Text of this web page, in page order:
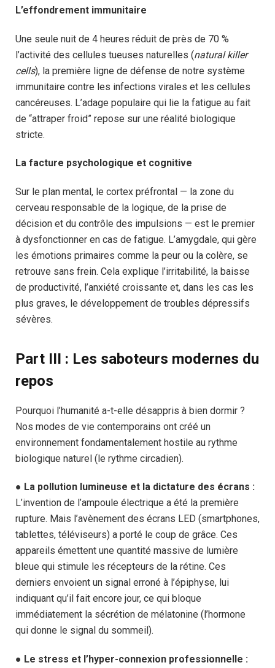
L’effondrement immunitaire
Une seule nuit de 4 heures réduit de près de 70 %
l’activité des cellules tueuses naturelles (natural killer
cells), la première ligne de défense de notre système
immunitaire contre les infections virales et les cellules
cancéreuses. L’adage populaire qui lie la fatigue au fait
de “attraper froid” repose sur une réalité biologique
stricte.
La facture psychologique et cognitive
Sur le plan mental, le cortex préfrontal — la zone du
cerveau responsable de la logique, de la prise de
décision et du contrôle des impulsions — est le premier
à dysfonctionner en cas de fatigue. L’amygdale, qui gère
les émotions primaires comme la peur ou la colère, se
retrouve sans frein. Cela explique l’irritabilité, la baisse
de productivité, l’anxiété croissante et, dans les cas les
plus graves, le développement de troubles dépressifs
sévères.
Part III : Les saboteurs modernes du
repos
Pourquoi l’humanité a-t-elle désappris à bien dormir ?
Nos modes de vie contemporains ont créé un
environnement fondamentalement hostile au rythme
biologique naturel (le rythme circadien).
● La pollution lumineuse et la dictature des écrans :
L’invention de l’ampoule électrique a été la première
rupture. Mais l’avènement des écrans LED (smartphones,
tablettes, téléviseurs) a porté le coup de grâce. Ces
appareils émettent une quantité massive de lumière
bleue qui stimule les récepteurs de la rétine. Ces
derniers envoient un signal erroné à l’épiphyse, lui
indiquant qu’il fait encore jour, ce qui bloque
immédiatement la sécrétion de mélatonine (l’hormone
qui donne le signal du sommeil).
● Le stress et l’hyper-connexion professionnelle :